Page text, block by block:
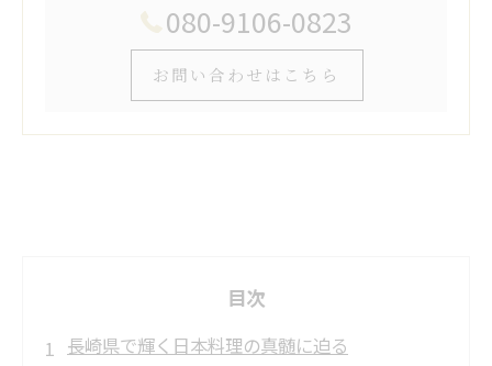
080-9106-0823
お問い合わせはこちら
目次
長崎県で輝く日本料理の真髄に迫る